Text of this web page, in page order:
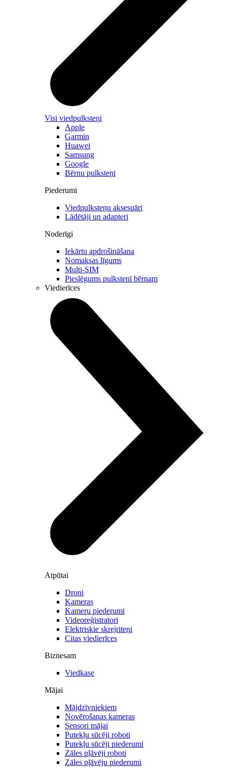
Visi viedpulksteņi
Apple
Garmin
Huawei
Samsung
Google
Bērnu pulksteņi
Piederumi
Viedpulksteņu aksesuāri
Lādētāji un adapteri
Noderīgi
Iekārtu apdrošināšana
Nomaksas līgums
Multi-SIM
Pieslēgums pulkstenī bērnam
Viedierīces
Atpūtai
Droni
Kameras
Kameru piederumi
Videoreģistratori
Elektriskie skrejriteņi
Citas viedierīces
Biznesam
Viedkase
Mājai
Mājdzīvniekiem
Novērošanas kameras
Sensori mājai
Putekļu sūcēji roboti
Putekļu sūcēji piederumi
Zāles pļāvēji roboti
Zāles pļāvēju piederumi